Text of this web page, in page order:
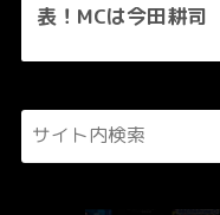
表！MCは今田耕司